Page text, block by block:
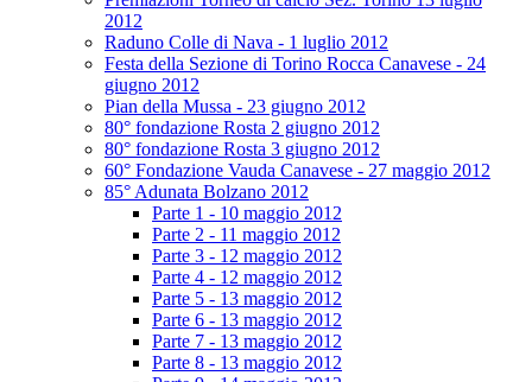
2012
Raduno Colle di Nava - 1 luglio 2012
Festa della Sezione di Torino Rocca Canavese - 24
giugno 2012
Pian della Mussa - 23 giugno 2012
80° fondazione Rosta 2 giugno 2012
80° fondazione Rosta 3 giugno 2012
60° Fondazione Vauda Canavese - 27 maggio 2012
85° Adunata Bolzano 2012
Parte 1 - 10 maggio 2012
Parte 2 - 11 maggio 2012
Parte 3 - 12 maggio 2012
Parte 4 - 12 maggio 2012
Parte 5 - 13 maggio 2012
Parte 6 - 13 maggio 2012
Parte 7 - 13 maggio 2012
Parte 8 - 13 maggio 2012